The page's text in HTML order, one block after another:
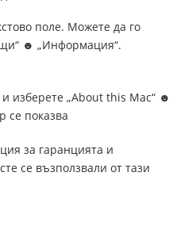
поле. Можете да го
☻ „Информация“.
изберете „About this Mac“ ☻
се показва
за гаранцията и
се възползвали от тази